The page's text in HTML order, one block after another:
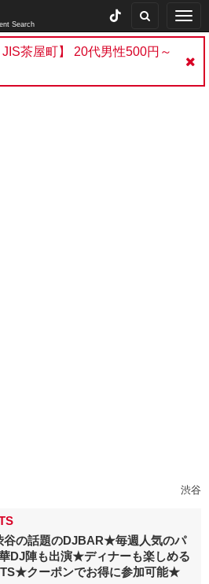
Search
JIS茶屋町】 20代男性500円～
渋谷
谷の話題のDJBAR★毎週人気のパ
DJ陣も出演★ディナーも楽しめる
クーポンでお得に参加可能★